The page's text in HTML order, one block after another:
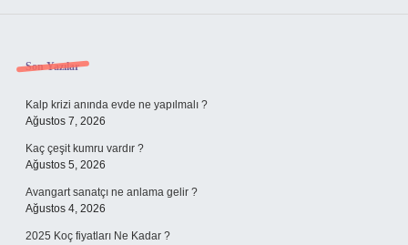
Sidebar
Son Yazılar
Kalp krizi anında evde ne yapılmalı ?
Ağustos 7, 2026
Kaç çeşit kumru vardır ?
Ağustos 5, 2026
Avangart sanatçı ne anlama gelir ?
Ağustos 4, 2026
2025 Koç fiyatları Ne Kadar ?